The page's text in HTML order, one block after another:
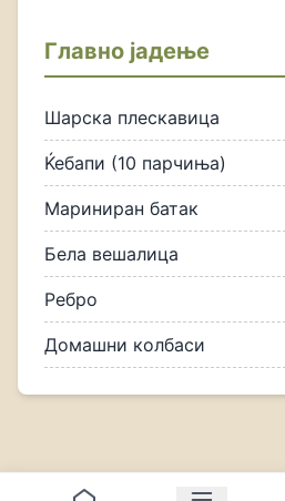
Главно јадење
Шарска плескавица
Ќебапи (10 парчиња)
Мариниран батак
Бела вешалица
Ребро
Домашни колбаси